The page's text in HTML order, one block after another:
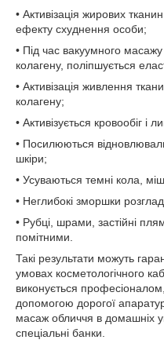
• Активізація жирових
ефекту схуднення особи;
• Під час вакуумного
колагену, поліпшується
• Активізація живлення
колагену;
• Активізується кровообіг і
• Посилюються
шкіри;
• Усуваються темні кола,
• Неглибокі зморшки
• Рубці, шрами, застійні
помітними.
Такі результати можуть
умовах косметологічного
виконується
допомогою дорогої
масаж обличчя в домашніх
спеціальні банки.